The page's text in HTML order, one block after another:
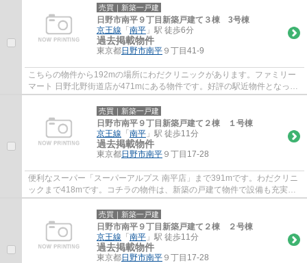
売買｜新築一戸建
日野市南平９丁目新築戸建て３棟 3号棟
京王線 「 南平 」駅 徒歩6分
過去掲載物件
東京都日野市南平 ９丁目41-9
こちらの物件から192mの場所にわだクリニックがあります。ファミリー
マート 日野北野街道店が471mにある物件です。好評の駅近物件となって
おり、駅より徒歩6分に立地しています。新築...
売買｜新築一戸建
日野市南平９丁目新築戸建て２棟 １号棟
京王線 「 南平 」駅 徒歩11分
過去掲載物件
東京都日野市南平 ９丁目17-28
便利なスーパー「スーパーアルプス 南平店」まで391mです。わだクリニ
ックまで418mです。コチラの物件は、新築の戸建て物件で設備も充実し
ています。駅まで徒歩11分でアクセス可能です...
売買｜新築一戸建
日野市南平９丁目新築戸建て２棟 ２号棟
京王線 「 南平 」駅 徒歩11分
過去掲載物件
東京都日野市南平 ９丁目17-28